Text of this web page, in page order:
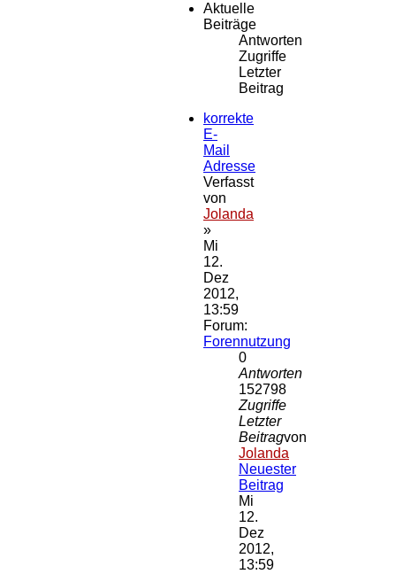
Aktuelle
Beiträge
Antworten
Zugriffe
Letzter
Beitrag
korrekte
E-
Mail
Adresse
Verfasst
von
Jolanda
»
Mi
12.
Dez
2012,
13:59
Forum:
Forennutzung
0
Antworten
152798
Zugriffe
Letzter
Beitragvon
Jolanda
Neuester
Beitrag
Mi
12.
Dez
2012,
13:59